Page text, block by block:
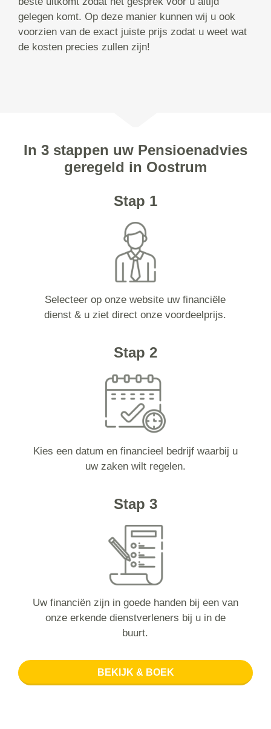
gelegen komt. Op deze manier kunnen wij u ook
voorzien van de exact juiste prijs zodat u weet wat
de kosten precies zullen zijn!
In 3 stappen uw Pensioenadvies
geregeld in Oostrum
Stap 1
Selecteer op onze website uw financiële
dienst & u ziet direct onze voordeelprijs.
Stap 2
Kies een datum en financieel bedrijf waarbij u
uw zaken wilt regelen.
Stap 3
Uw financiën zijn in goede handen bij een van
onze erkende dienstverleners bij u in de
buurt.
BEKIJK & BOEK